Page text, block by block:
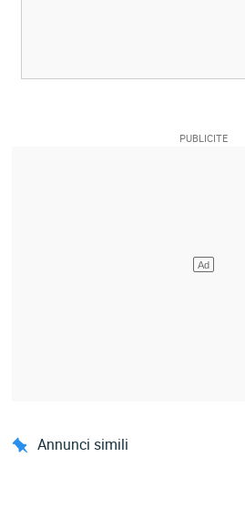
Annunci simili